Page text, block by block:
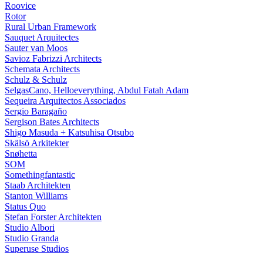
Roovice
Rotor
Rural Urban Framework
Sauquet Arquitectes
Sauter van Moos
Savioz Fabrizzi Architects
Schemata Architects
Schulz & Schulz
SelgasCano, Helloeverything, Abdul Fatah Adam
Sequeira Arquitectos Associados
Sergio Baragaño
Sergison Bates Architects
Shigo Masuda + Katsuhisa Otsubo
Skälsö Arkitekter
Snøhetta
SOM
Somethingfantastic
Staab Architekten
Stanton Williams
Status Quo
Stefan Forster Architekten
Studio Albori
Studio Granda
Superuse Studios